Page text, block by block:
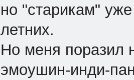
но "старикам"
летних.
Но меня поразил
эмоушин-инди-